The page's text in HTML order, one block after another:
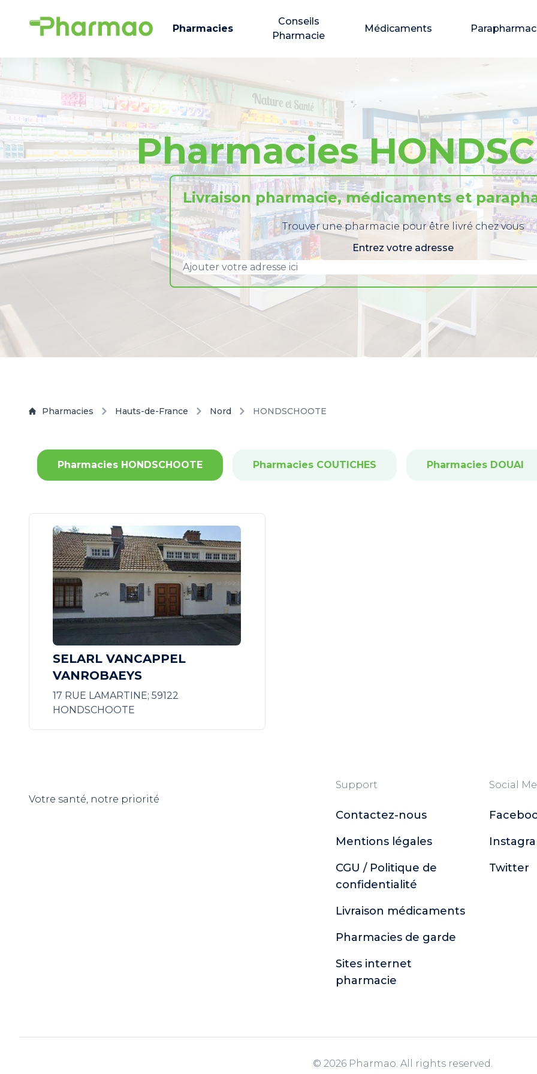
Pharmacies
Conseils
Pharmacie
Médicaments
Pharmacies
Livraison pharmacie, médicaments et
Trouver une pharmacie pour être livré chez vous
Entrez votre adresse
Pharmacies Hauts-de-France Nord HONDSCHOOTE
Pharmacies HONDSCHOOTE Pharmacies COUTICHES Pharmacies DOUAI
SELARL VANCAPPEL
VANROBAEYS
17 RUE LAMARTINE; 59122
HONDSCHOOTE
Votre santé, notre priorité
Support
Contactez-nous
Mentions légales
CGU / Politique de
confidentialité
Livraison médicaments
Pharmacies de garde
Sites internet
pharmacie
Social
Twitter
© 2026 Pharmao. All rights reserved.